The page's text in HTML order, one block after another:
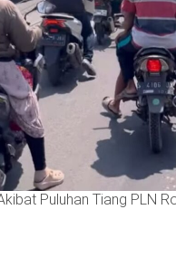
Puluhan Tiang PLN